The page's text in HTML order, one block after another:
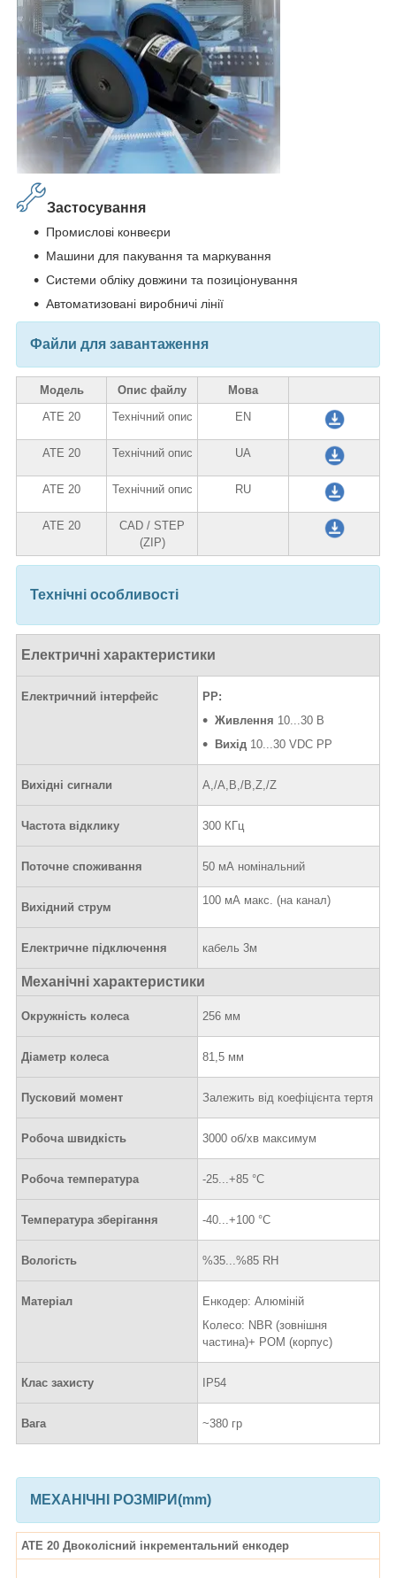
Застосування
Промислові конвеєри
Машини для пакування та маркування
Системи обліку довжини та позиціонування
Автоматизовані виробничі лінії
Файли для завантаження
Модель Опис файлу
Мова
ATE 20
Технічний опис EN
ATE 20 Технічний опис UA
ATE 20 Технічний опис RU
ATE 20
CAD / STEP
(ZIP)
Технічні особливості
Електричні характеристики
Електричний інтерфейс
PP:
Живлення 10...30 В
Вихід 10...30 VDC PP
Вихідні сигнали A,/A,B,/B,Z,/Z
Частота відклику 300 КГц
Поточне споживання 50 мА номінальний
Вихідний струм
100 мА макс. (на канал)
Електричне підключення кабель 3м
Механічні характеристики
Окружність колеса 256 мм
Діаметр колеса 81,5 мм
Пусковий момент Залежить від коефіцієнта тертя
Робоча швидкість 3000 об/хв максимум
Робоча температура -25...+85 °C
Температура зберігання -40...+100 °C
Вологість %35...%85 RH
Матеріал
Енкодер: Алюміній
Колесо: NBR (зовнішня
частина)+ POM (корпус)
Клас захисту IP54
Вага ~380 гр
МЕХАНІЧНІ РОЗМІРИ(mm)
ATE 20 Двоколісний інкрементальний енкодер